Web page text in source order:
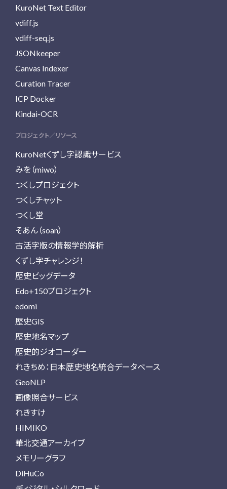
KuroNet Text Editor
vdiff.js
vdiff-seq.js
JSONkeeper
Canvas Indexer
Curation Tracer
ICP Docker
Kindai-OCR
プロジェクト／リソース
KuroNetくずし字認識サービス
みを（miwo）
つくしプロジェクト
つくしチャット
つくし堂
そあん（soan）
古活字版の情報学的解析
くずし字チャレンジ！
歴史ビッグデータ
Edo+150プロジェクト
edomi
歴史GIS
歴史地名マップ
歴史的ジオコーダー
れきちめ：日本歴史地名統合データベース
GeoNLP
画像照合サービス
れきすけ
HIMIKO
華北交通アーカイブ
メモリーグラフ
DiHuCo